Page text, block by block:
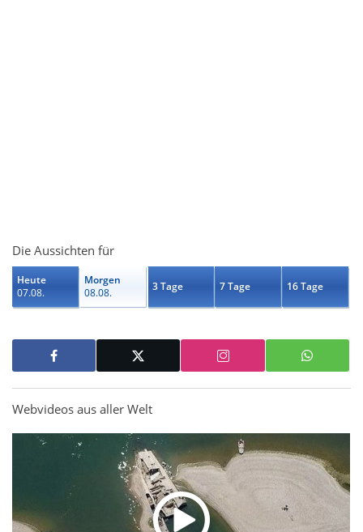
Die Aussichten für
Heute
07.08.
Morgen
08.08.
3 Tage 7 Tage 16 Tage
Webvideos aus aller Welt